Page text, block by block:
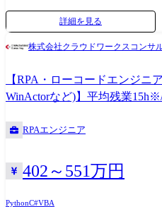
ビスの導入開発 お客様の要件をヒア
新たなサービス企画 RPA商材の拡充
の企画・開発、提案、導入 ●BI、ク
案件(プライム)の本社受託開発 ●プロ
イム)で、弊社メンバーが主体となっ
勤務場所は東京本社となります。
詳細を見る
株式会社クラウドワークスコンサ
【RPA・ローコードエンジニ
WinActorなど)】平均残業
RPAエンジニア
402～551万円
PythonC#VBA